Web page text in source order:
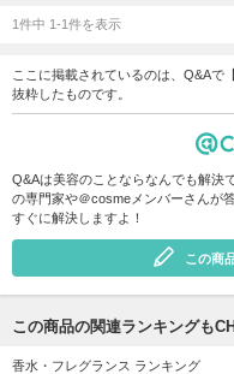
1件中 1-1件を表示
ここに掲載されているのは、Q&Aで
抜粋したものです。
Q&Aは美容のことならなんでも解決
の専門家や＠cosmeメンバーさんが
すぐに解決しますよ！
この商
この商品の関連ランキングも
香水・フレグランス ランキング